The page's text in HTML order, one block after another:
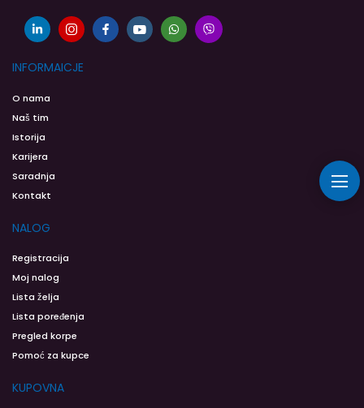
INFORMAICJE
O nama
Naš tim
Istorija
Karijera
Saradnja
Kontakt
NALOG
Registracija
Moj nalog
Lista želja
Lista poređenja
Pregled korpe
Pomoć za kupce
KUPOVNA